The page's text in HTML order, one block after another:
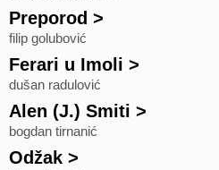
Preporod >
filip golubović
Ferari u Imoli >
dušan radulović
Alen (J.) Smiti >
bogdan tirnanić
Odžak >